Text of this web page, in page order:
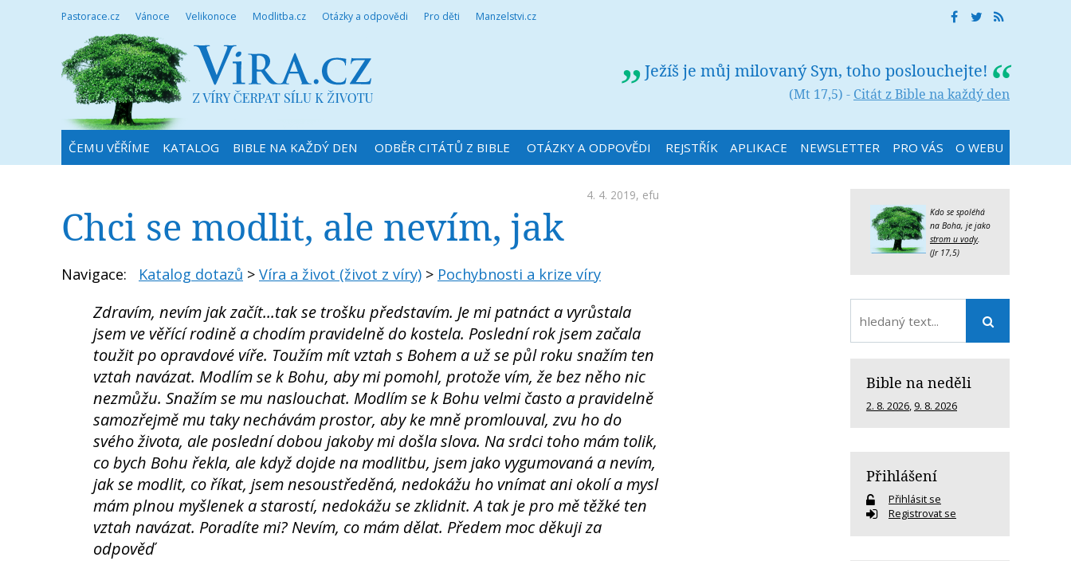
Pastorace.cz Vánoce Velikonoce Modlitba.cz Otázky a odpovědi Pro děti Manzelstvi.cz
Ježíš je můj milovaný Syn, toho poslouchejte!
(Mt 17,5) - Citát z Bible na každý den
ČEMU VĚŘÍME KATALOG BIBLE NA KAŽDÝ DEN ODBĚR CITÁTŮ Z BIBLE OTÁZKY A ODPOVĚDI REJSTŘÍK APLIKACE NEWSLETTER PRO VÁS O WEBU
4. 4. 2019, efu
Chci se modlit, ale nevím, jak
Navigace: Katalog dotazů > Víra a život (život z víry) > Pochybnosti a krize víry
Zdravím, nevím jak začít...tak se trošku představím. Je mi patnáct a vyrůstala
jsem ve věřící rodině a chodím pravidelně do kostela. Poslední rok jsem začala
toužit po opravdové víře. Toužím mít vztah s Bohem a už se půl roku snažím ten
vztah navázat. Modlím se k Bohu, aby mi pomohl, protože vím, že bez něho nic
nezmůžu. Snažím se mu naslouchat. Modlím se k Bohu velmi často a pravidelně
samozřejmě mu taky nechávám prostor, aby ke mně promlouval, zvu ho do
svého života, ale poslední dobou jakoby mi došla slova. Na srdci toho mám tolik,
co bych Bohu řekla, ale když dojde na modlitbu, jsem jako vygumovaná a nevím,
jak se modlit, co říkat, jsem nesoustředěná, nedokážu ho vnímat ani okolí a mysl
mám plnou myšlenek a starostí, nedokážu se zklidnit. A tak je pro mě těžké ten
vztah navázat. Poradíte mi? Nevím, co mám dělat. Předem moc děkuji za
odpověď
Kdo se spoléhá
na Boha, je jako
strom u vody.
(Jr 17,5)
Bible na neděli
2. 8. 2026, 9. 8. 2026
Přihlášení
Přihlásit se
Registrovat se